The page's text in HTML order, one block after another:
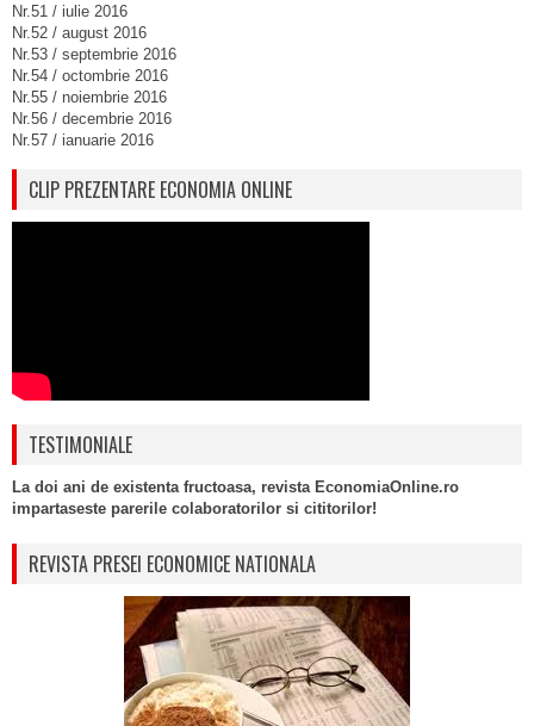
Nr.51 / iulie 2016
Nr.52 / august 2016
Nr.53 / septembrie 2016
Nr.54 / octombrie 2016
Nr.55 / noiembrie 2016
Nr.56 / decembrie 2016
Nr.57 / ianuarie 2016
CLIP PREZENTARE ECONOMIA ONLINE
TESTIMONIALE
La doi ani de existenta fructoasa, revista EconomiaOnline.ro
impartaseste parerile colaboratorilor si cititorilor!
REVISTA PRESEI ECONOMICE NATIONALA